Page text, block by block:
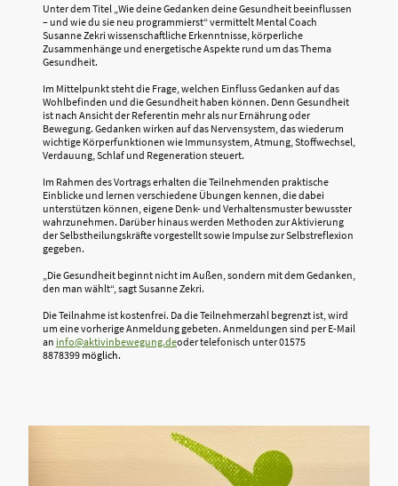
Unter dem Titel „Wie deine Gedanken deine Gesundheit beeinflussen
– und wie du sie neu programmierst“ vermittelt Mental Coach
Susanne Zekri wissenschaftliche Erkenntnisse, körperliche
Zusammenhänge und energetische Aspekte rund um das Thema
Gesundheit.
Im Mittelpunkt steht die Frage, welchen Einfluss Gedanken auf das
Wohlbefinden und die Gesundheit haben können. Denn Gesundheit
ist nach Ansicht der Referentin mehr als nur Ernährung oder
Bewegung. Gedanken wirken auf das Nervensystem, das wiederum
wichtige Körperfunktionen wie Immunsystem, Atmung, Stoffwechsel,
Verdauung, Schlaf und Regeneration steuert.
Im Rahmen des Vortrags erhalten die Teilnehmenden praktische
Einblicke und lernen verschiedene Übungen kennen, die dabei
unterstützen können, eigene Denk- und Verhaltensmuster bewusster
wahrzunehmen. Darüber hinaus werden Methoden zur Aktivierung
der Selbstheilungskräfte vorgestellt sowie Impulse zur Selbstreflexion
gegeben.
„Die Gesundheit beginnt nicht im Außen, sondern mit dem Gedanken,
den man wählt“, sagt Susanne Zekri.
Die Teilnahme ist kostenfrei. Da die Teilnehmerzahl begrenzt ist, wird
um eine vorherige Anmeldung gebeten. Anmeldungen sind per E-Mail
an info@aktivinbewegung.deoder telefonisch unter01575
8878399 möglich.